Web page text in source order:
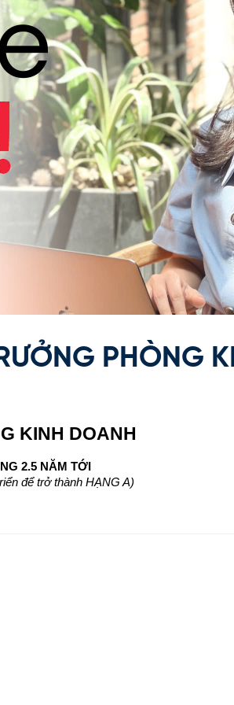
PHÒNG
KINH DOANH
2.5 NĂM TỚI
để trở thành HẠNG A)